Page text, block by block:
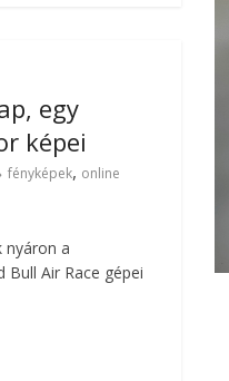
egy
képei
fényképek, online
nyáron a
Bull Air Race gépei